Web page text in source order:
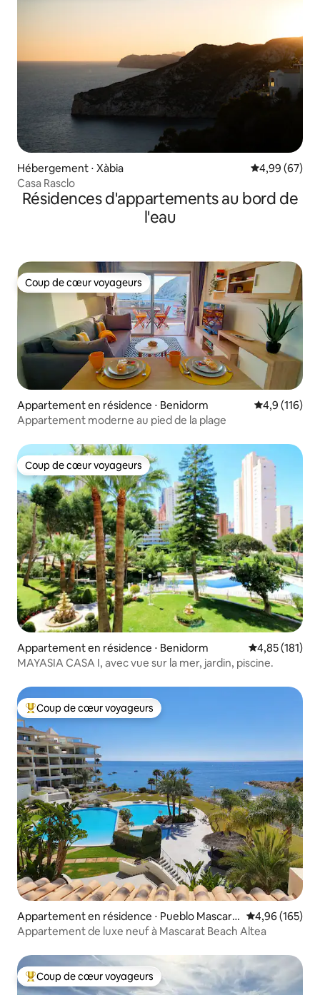
Hébergement ⋅ Xàbia Évaluation
4,99 (67)
Casa Rasclo
Résidences d'appartements au bord de
l'eau
Coup de cœur voyageurs
Coup de cœur voyageurs
Appartement en résidence ⋅ Benidorm Évaluation
4,9 (116)
Appartement moderne au pied de la plage
Coup de cœur voyageurs
Coup de cœur voyageurs
Appartement en résidence ⋅ Benidorm Évaluation
4,85 (181)
MAYASIA CASA I, avec vue sur la mer, jardin, piscine.
Coups de cœur voyageurs les plus appréciés
Coup de cœur voyageurs
Appartement en résidence ⋅ Pueblo Mascara
t
Évaluation
4,96 (165)
Appartement de luxe neuf à Mascarat Beach Altea
Coups de cœur voyageurs les plus appréciés
Coup de cœur voyageurs